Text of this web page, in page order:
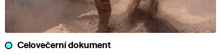
Celovečerní dokument